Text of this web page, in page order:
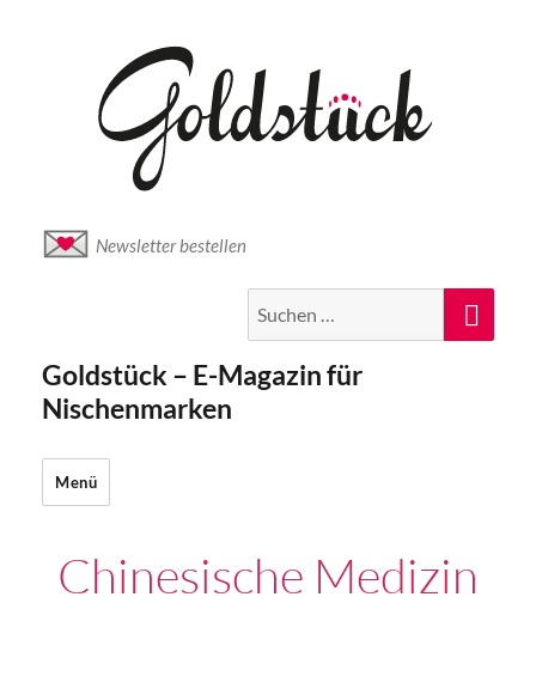
Newsletter bestellen
nach:
Goldstück – E-Magazin für
Nischenmarken
Menü
Chinesische Medizin